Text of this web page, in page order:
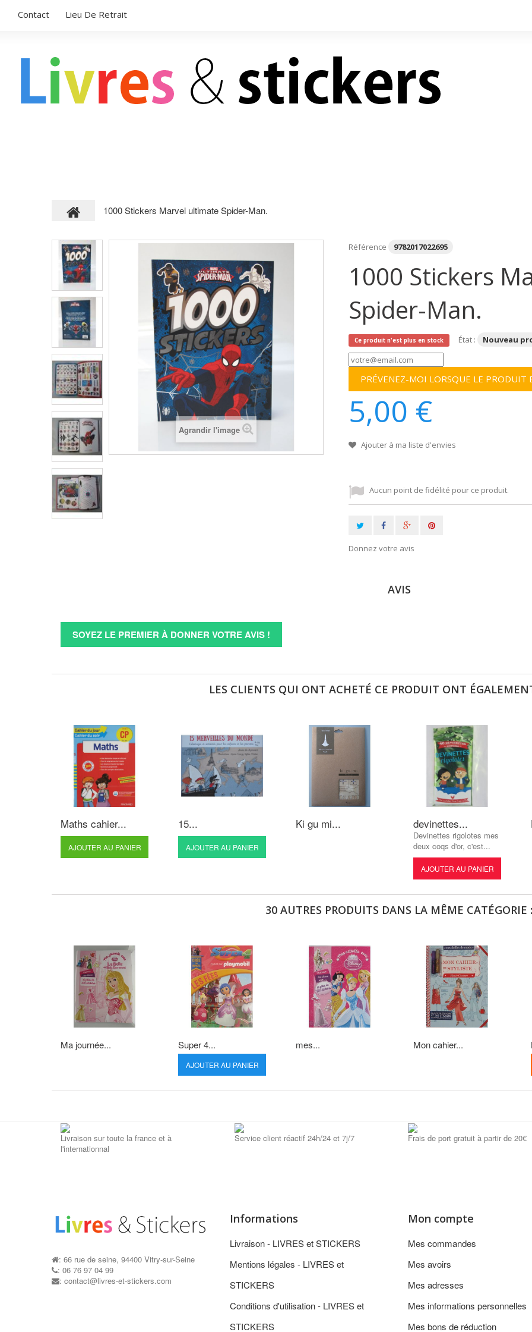
Contact Lieu De Retrait
1000 Stickers Marvel ultimate Spider-Man.
Agrandir l'image
Référence 9782017022695
1000 Stickers
Spider-Man.
Ce produit n'est plus en stock État : Nouveau
PRÉVENEZ-MOI LORSQUE LE PRODUIT
5,00 €
Ajouter à ma liste d'envies
Aucun point de fidélité pour ce produit.
Donnez votre avis
AVIS
SOYEZ LE PREMIER À DONNER VOTRE AVIS !
LES CLIENTS QUI ONT ACHETÉ CE PRODUIT ONT
Maths cahier...
AJOUTER AU PANIER
15...
AJOUTER AU PANIER
Ki gu mi... devinettes...
Devinettes rigolotes mes
deux coqs d'or, c'est...
AJOUTER AU PANIER
30 AUTRES PRODUITS DANS LA MÊME CATÉGORIE :
Ma journée... Super 4...
AJOUTER AU PANIER
mes... Mon cahier...
Livraison sur toute la france et à
l'internationnal
Service client réactif 24h/24 et 7j/7 Frais de port gratuit à partir de 20€
: 66 rue de seine, 94400 Vitry-sur-Seine
: 06 76 97 04 99
: contact@livres-et-stickers.com
Informations
Livraison - LIVRES et STICKERS
Mentions légales - LIVRES et
STICKERS
Conditions d'utilisation - LIVRES et
STICKERS
Mon compte
Mes commandes
Mes avoirs
Mes adresses
Mes informations personnelles
Mes bons de réduction